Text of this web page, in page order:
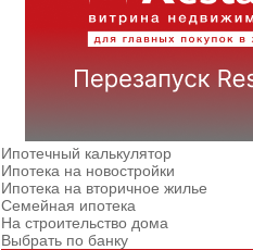
Ипотечный калькулятор
Ипотека на новостройки
Ипотека на вторичное жилье
Семейная ипотека
На строительство дома
Выбрать по банку